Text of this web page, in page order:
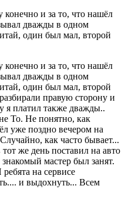
конечно и за то, что нашёл
дважды в одном
один был мал, второй
конечно и за то, что нашёл
дважды в одном
один был мал, второй
правую сторону и
я платил также дважды..
То. Не понятно, как
уже поздно вечером на
как часто бывает...
же день поставил на авто
мастер был занят.
на сервисе
и выдохнуть... Всем